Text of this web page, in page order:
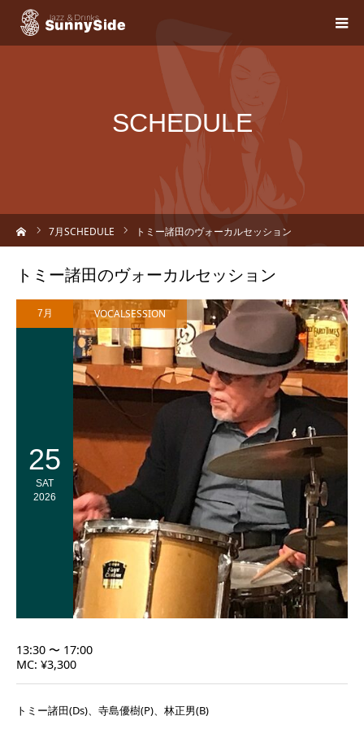
SCHEDULE
7月SCHEDULE トミー諸田のヴォーカルセッション
トミー諸田のヴォーカルセッション
7月
25
SAT
2026
VOCALSESSION
13:30 〜 17:00
MC: ¥3,300
トミー諸田(Ds)、寺島優樹(P)、林正男(B)